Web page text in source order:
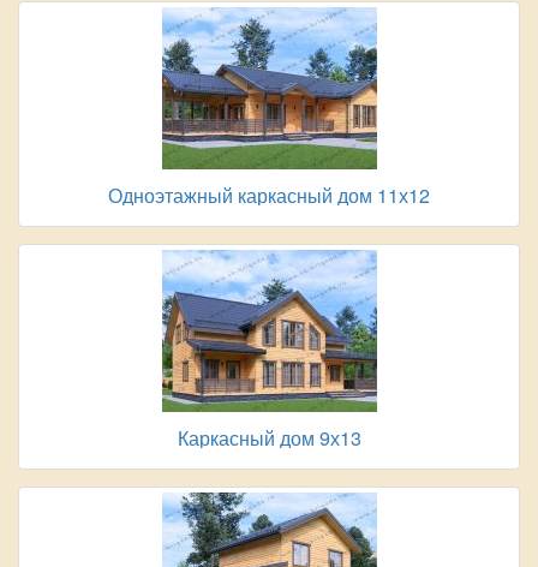
Одноэтажный каркасный дом 11х12
Каркасный дом 9х13